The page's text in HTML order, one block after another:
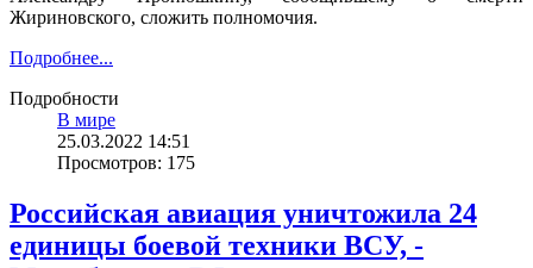
Жириновского, сложить полномочия.
Подробнее...
Подробности
В мире
25.03.2022 14:51
Просмотров: 175
Российская авиация уничтожила 24
единицы боевой техники ВСУ, -